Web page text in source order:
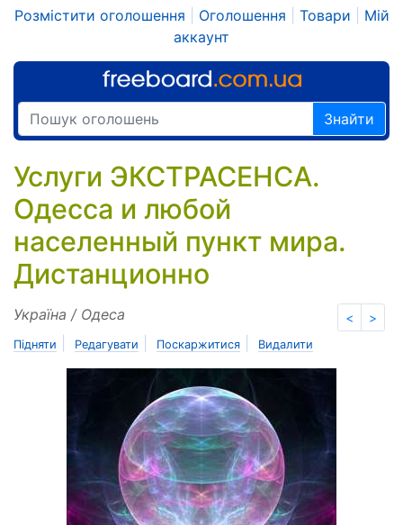
Розмістити оголошення Оголошення Товари
Мій
аккаунт
Знайти
Услуги ЭКСТРАСЕНСА.
Одесса и любой
населенный пункт мира.
Дистанционно
< >
Україна / Одеса
Підняти Редагувати Поскаржитися Видалити